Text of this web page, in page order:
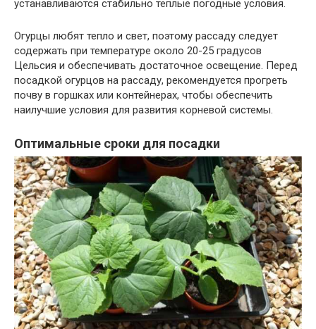
устанавливаются стабильно теплые погодные условия.
Огурцы любят тепло и свет, поэтому рассаду следует
содержать при температуре около 20-25 градусов
Цельсия и обеспечивать достаточное освещение. Перед
посадкой огурцов на рассаду, рекомендуется прогреть
почву в горшках или контейнерах, чтобы обеспечить
наилучшие условия для развития корневой системы.
Оптимальные сроки для посадки